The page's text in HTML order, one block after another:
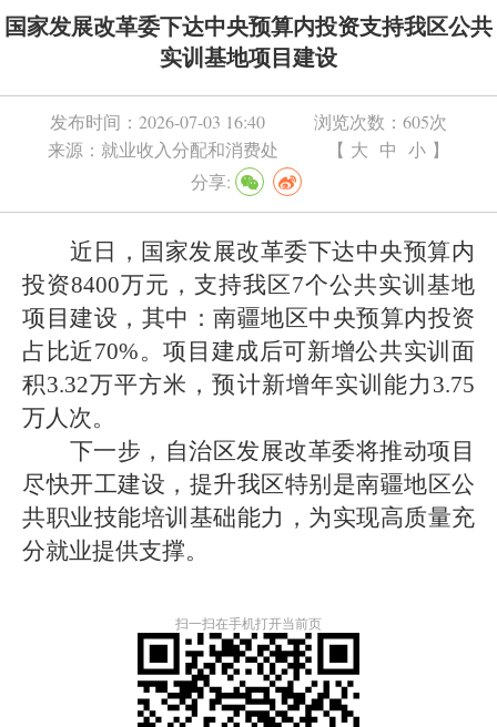
国家发展改革委下达中央预算内投资支持我区公共
实训基地项目建设
发布时间： 2026-07-03 16:40 浏览次数： 605次
来源： 就业收入分配和消费处 【 大 中 小 】
分享:
近日，国家发展改革委下达中央预算内
投资8400万元，支持我区7个公共实训基地
项目建设，其中：南疆地区中央预算内投资
占比近70%。项目建成后可新增公共实训面
积3.32万平方米，预计新增年实训能力 3.75
万人次。
下一步，自治区发展改革委将推动项目
尽快开工建设，提升我区特别是南疆地区公
共职业技能培训基础能力，为实现高质量充
分就业提供支撑。
扫一扫在手机打开当前页